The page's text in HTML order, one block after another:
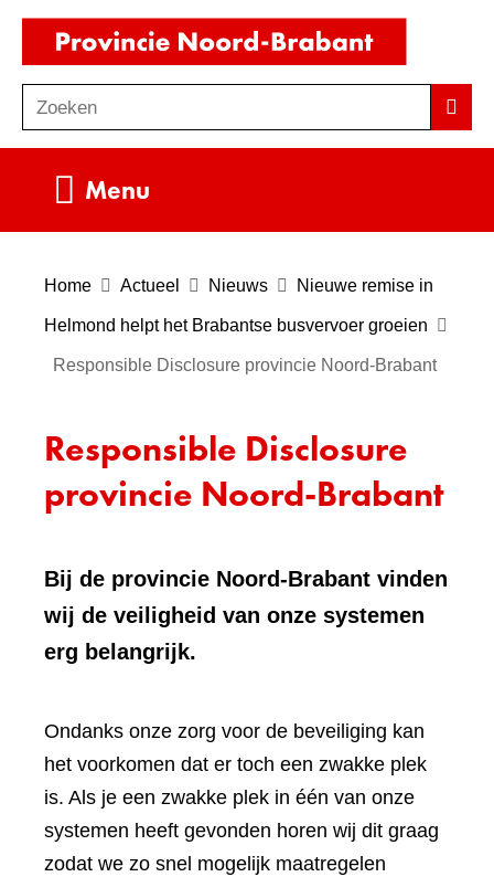
Ga
de
inhoud
o
e
Zoeken
Menu
Home Actueel Nieuws Nieuwe remise in
Helmond helpt het Brabantse busvervoer groeien
Responsible Disclosure provincie Noord-Brabant
Responsible Disclosure
provincie Noord-Brabant
Bij de provincie Noord-Brabant vinden
wij de veiligheid van onze systemen
erg belangrijk.
Ondanks onze zorg voor de beveiliging kan
het voorkomen dat er toch een zwakke plek
is. Als je een zwakke plek in één van onze
systemen heeft gevonden horen wij dit graag
zodat we zo snel mogelijk maatregelen